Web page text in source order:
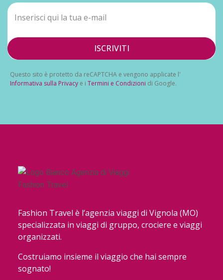
scelta che qualcosa trovavi sempre: pollo, manzo,
mangiato tutto tranquillamente senza mai stare male
reception non era eccessiva quindi non avevi troppo
sbalzo termico.Non abbiamo fatto escursioni,
e noi, con un bimbo di 2 anni e mezzo ci siamo trovati
ISCRIVITI
Questo sito è protetto da reCAPTCHA e vengono applicate l'
Informativa sulla Privacy e i Termini e Condizioni di Google.
Fashion Travel è l’agenzia viaggi di Vignola (MO)
specializzata in viaggi di gruppo, crociere e viaggi
organizzati.
Costruiamo insieme il viaggio che hai sempre
sognato!